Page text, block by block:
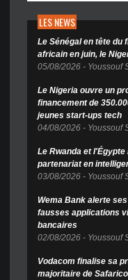
LES NEWS
Le Sénégal en tête du
africain en juin, le
05/08/2026 - Youssouf
Le Nigeria ouvre un
financement de
jeunes start-ups tech
04/08/2026 - Youssouf
Le Rwanda et
partenariat en
03/08/2026 - Youssouf
Wema Bank alerte
fausses applications
bancaires
02/08/2026 - Youssouf
Vodacom finalise sa
majoritaire de